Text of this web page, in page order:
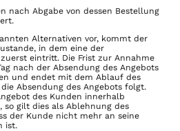
nach Abgabe von dessen Bestellung
Alternativen vor, kommt der
in dem eine der
eintritt. Die Frist zur Annahme
nach der Absendung des Angebots
und endet mit dem Ablauf des
Absendung des Angebots folgt.
des Kunden innerhalb
so gilt dies als Ablehnung des
der Kunde nicht mehr an seine
ist.